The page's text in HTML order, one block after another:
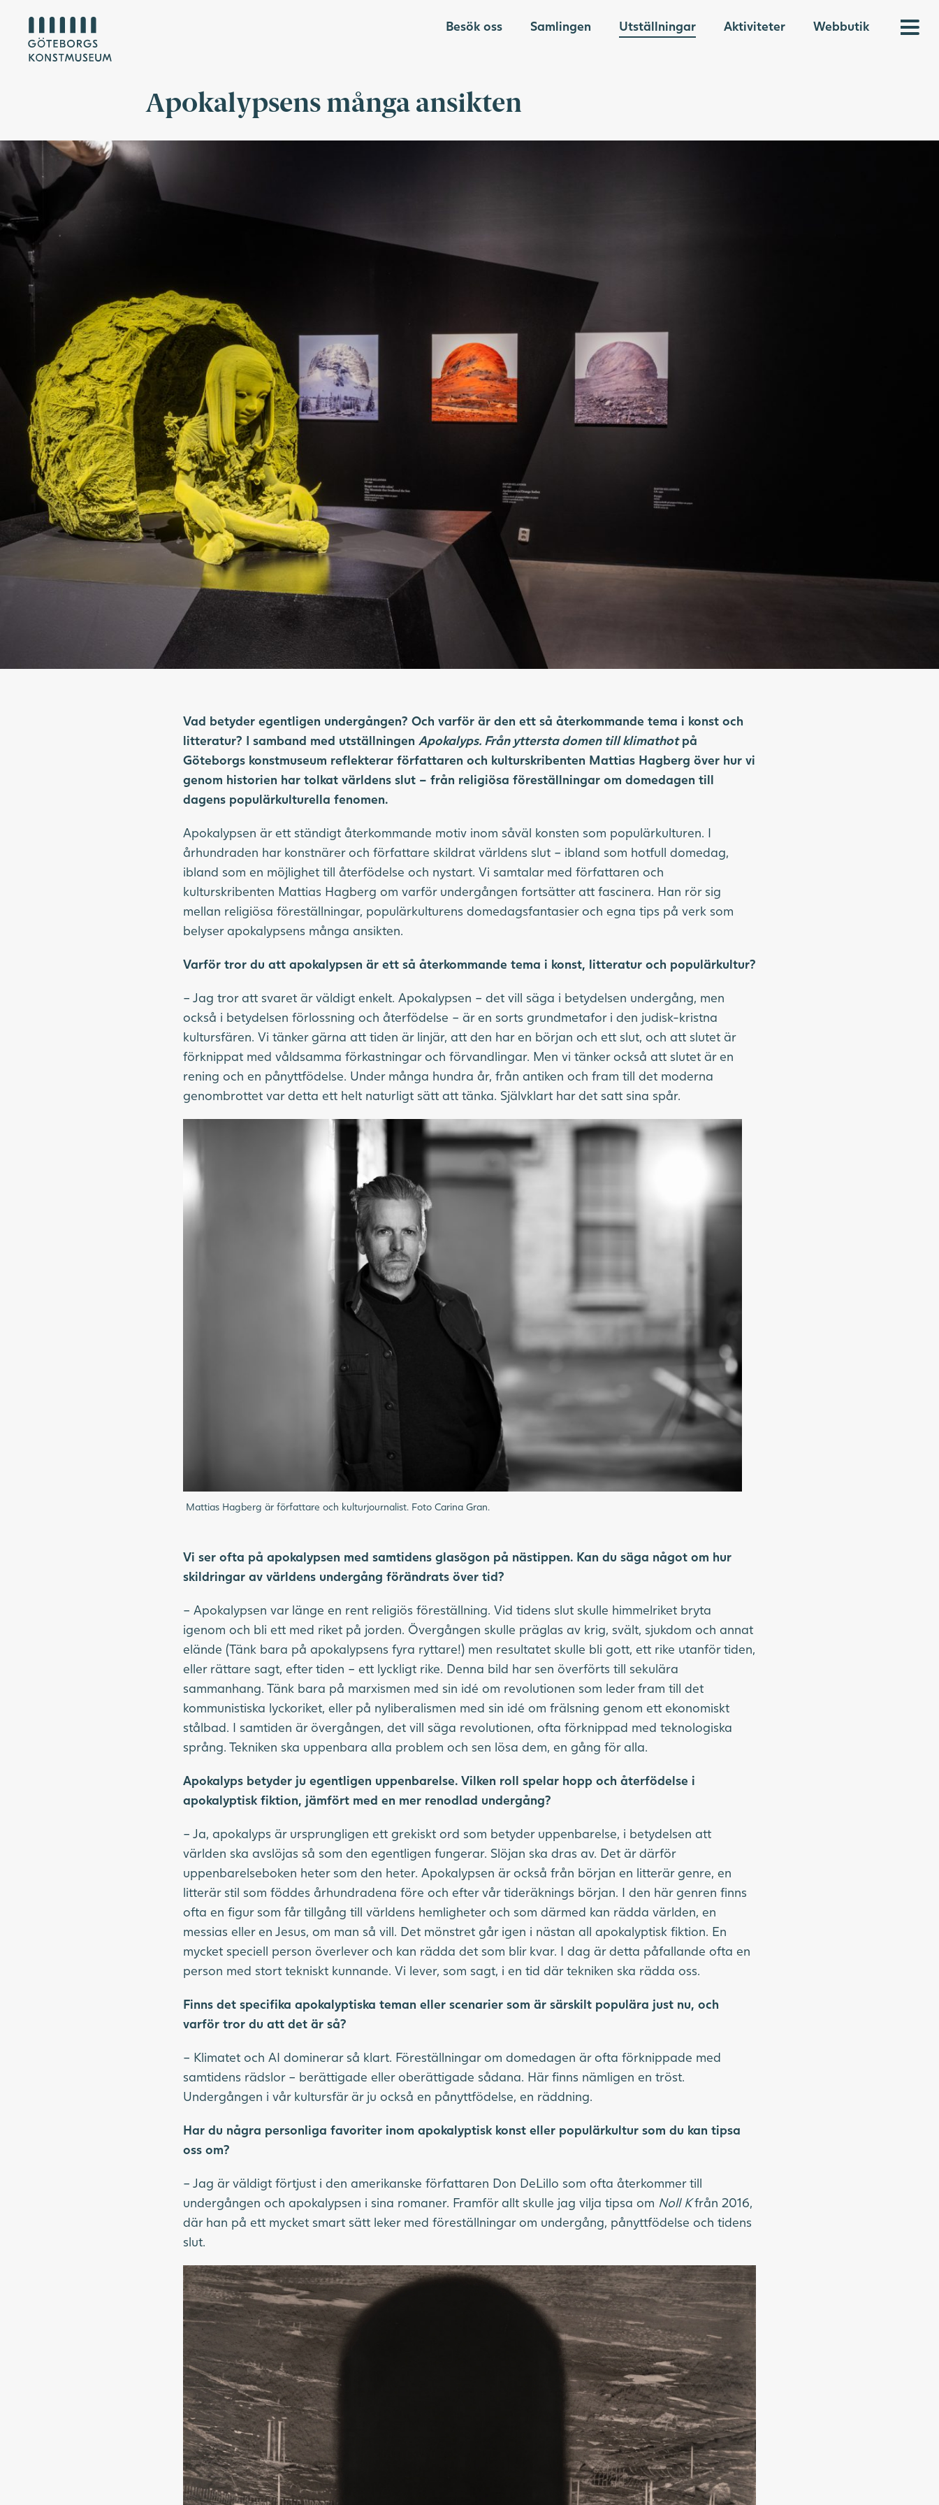
Besök oss Samlingen Utställningar Aktiviteter Webbutik
Apokalypsens många ansikten
Vad betyder egentligen undergången? Och varför är den ett så återkommande tema i konst och
litteratur? I samband med utställningen Apokalyps. Från yttersta domen till klimathotpå
Göteborgs konstmuseum reflekterar författaren och kulturskribenten Mattias Hagberg över hur vi
genom historien har tolkat världens slut – från religiösa föreställningar om domedagen till
dagens populärkulturella fenomen.
Apokalypsen är ett ständigt återkommande motiv inom såväl konsten som populärkulturen. I
århundraden har konstnärer och författare skildrat världens slut – ibland som hotfull domedag,
ibland som en möjlighet till återfödelse och nystart. Vi samtalar med författaren och
kulturskribenten Mattias Hagberg om varför undergången fortsätter att fascinera. Han rör sig
mellan religiösa föreställningar, populärkulturens domedagsfantasier och egna tips på verk som
belyser apokalypsens många ansikten.
Varför tror du att apokalypsen är ett så återkommande tema i konst, litteratur och populärkultur?
– Jag tror att svaret är väldigt enkelt. Apokalypsen – det vill säga i betydelsen undergång, men
också i betydelsen förlossning och återfödelse – är en sorts grundmetafor i den judisk-kristna
kultursfären. Vi tänker gärna att tiden är linjär, att den har en början och ett slut, och att slutet är
förknippat med våldsamma förkastningar och förvandlingar. Men vi tänker också att slutet är en
rening och en pånyttfödelse. Under många hundra år, från antiken och fram till det moderna
genombrottet var detta ett helt naturligt sätt att tänka. Självklart har det satt sina spår.
Mattias Hagberg är författare och kulturjournalist. Foto Carina Gran.
Vi ser ofta på apokalypsen med samtidens glasögon på nästippen. Kan du säga något om hur
skildringar av världens undergång förändrats över tid?
– Apokalypsen var länge en rent religiös föreställning. Vid tidens slut skulle himmelriket bryta
igenom och bli ett med riket på jorden. Övergången skulle präglas av krig, svält, sjukdom och annat
elände (Tänk bara på apokalypsens fyra ryttare!) men resultatet skulle bli gott, ett rike utanför tiden,
eller rättare sagt, efter tiden – ett lyckligt rike. Denna bild har sen överförts till sekulära
sammanhang. Tänk bara på marxismen med sin idé om revolutionen som leder fram till det
kommunistiska lyckoriket, eller på nyliberalismen med sin idé om frälsning genom ett ekonomiskt
stålbad. I samtiden är övergången, det vill säga revolutionen, ofta förknippad med teknologiska
språng. Tekniken ska uppenbara alla problem och sen lösa dem, en gång för alla.
Apokalyps betyder ju egentligen uppenbarelse. Vilken roll spelar hopp och återfödelse i
apokalyptisk fiktion, jämfört med en mer renodlad undergång?
– Ja, apokalyps är ursprungligen ett grekiskt ord som betyder uppenbarelse, i betydelsen att
världen ska avslöjas så som den egentligen fungerar. Slöjan ska dras av. Det är därför
uppenbarelseboken heter som den heter. Apokalypsen är också från början en litterär genre, en
litterär stil som föddes århundradena före och efter vår tideräknings början. I den här genren finns
ofta en figur som får tillgång till världens hemligheter och som därmed kan rädda världen, en
messias eller en Jesus, om man så vill. Det mönstret går igen i nästan all apokalyptisk fiktion. En
mycket speciell person överlever och kan rädda det som blir kvar. I dag är detta påfallande ofta en
person med stort tekniskt kunnande. Vi lever, som sagt, i en tid där tekniken ska rädda oss.
Finns det specifika apokalyptiska teman eller scenarier som är särskilt populära just nu, och
varför tror du att det är så?
– Klimatet och AI dominerar så klart. Föreställningar om domedagen är ofta förknippade med
samtidens rädslor – berättigade eller oberättigade sådana. Här finns nämligen en tröst.
Undergången i vår kultursfär är ju också en pånyttfödelse, en räddning.
Har du några personliga favoriter inom apokalyptisk konst eller populärkultur som du kan tipsa
oss om?
– Jag är väldigt förtjust i den amerikanske författaren Don DeLillo som ofta återkommer till
undergången och apokalypsen i sina romaner. Framför allt skulle jag vilja tipsa om Noll Kfrån 2016,
där han på ett mycket smart sätt leker med föreställningar om undergång, pånyttfödelse och tidens
slut.